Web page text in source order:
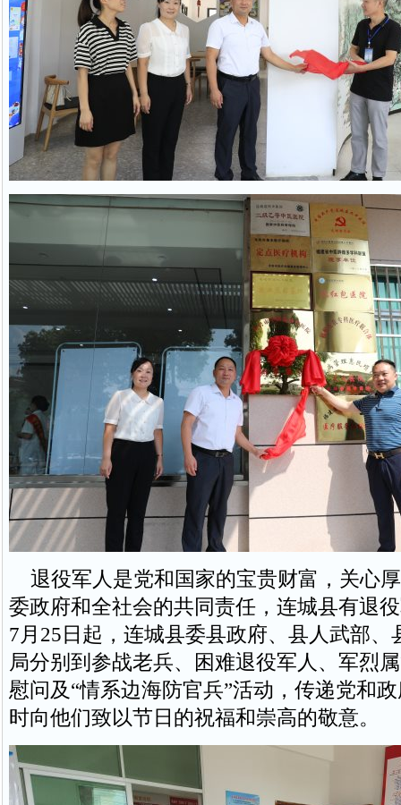
退役军人是党和国家的宝贵财富，关心
委政府和全社会的共同责任，连城县有退
7月25日起，连城县委县政府、县人武部、
局分别到参战老兵、困难退役军人、军烈
慰问及“情系边海防官兵”活动，传递党和
时向他们致以节日的祝福和崇高的敬意。